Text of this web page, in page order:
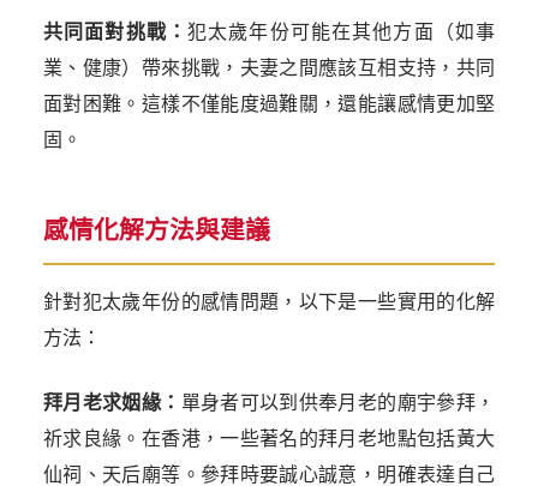
共同面對挑戰： 犯太歲年份可能在其他方面（如事
業、健康）帶來挑戰，夫妻之間應該互相支持，共同
面對困難。這樣不僅能度過難關，還能讓感情更加堅
固。
感情化解方法與建議
針對犯太歲年份的感情問題，以下是一些實用的化解
方法：
拜月老求姻緣： 單身者可以到供奉月老的廟宇參拜，
祈求良緣。在香港，一些著名的拜月老地點包括黃大
仙祠、天后廟等。參拜時要誠心誠意，明確表達自己